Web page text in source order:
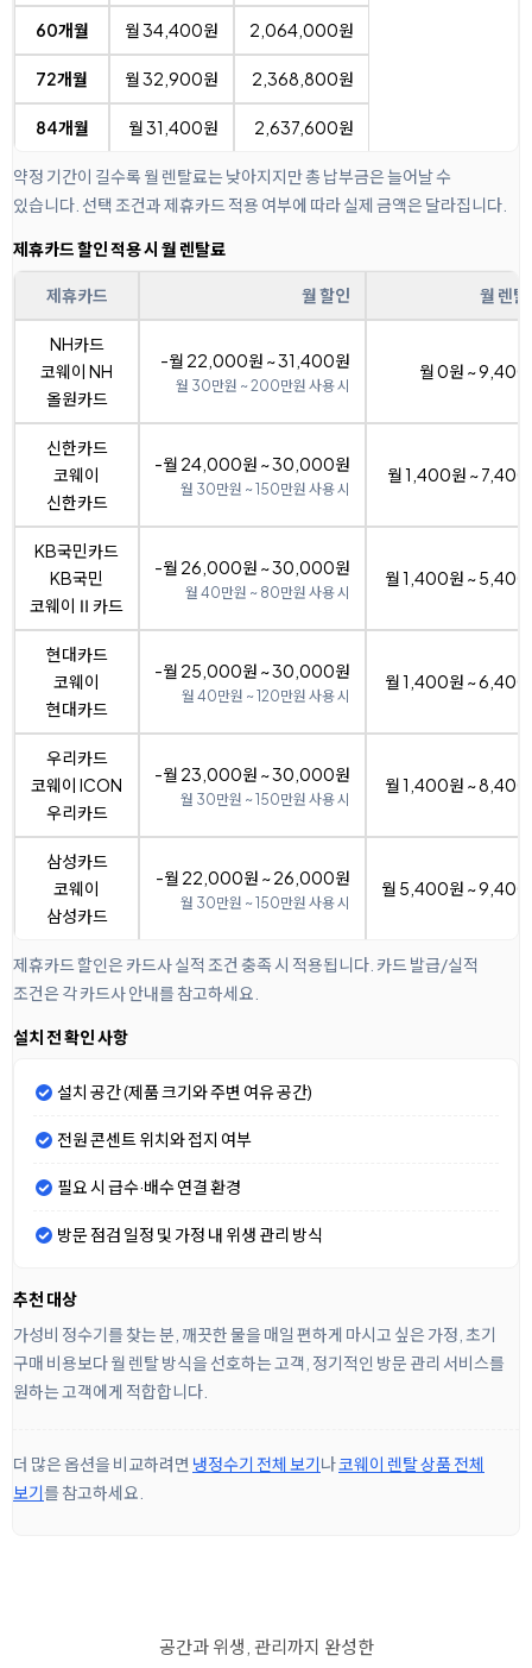
60개월 월 34,400원 2,064,000원
72개월 월 32,900원 2,368,800원
84개월 월 31,400원 2,637,600원
약정 기간이 길수록 월 렌탈료는 낮아지지만 총 납부금은 늘어날 수
있습니다. 선택 조건과 제휴카드 적용 여부에 따라 실제 금액은 달라집니다.
제휴카드 할인 적용 시 월 렌탈료
제휴카드 월 할인 월 렌
NH카드
코웨이 NH
올원카드
-월 22,000원 ~ 31,400원
월 30만원 ~ 200만원 사용 시
월 0원 ~ 9,400
신한카드
코웨이
신한카드
-월 24,000원 ~ 30,000원
월 30만원 ~ 150만원 사용 시
월 1,400원 ~ 7,400
KB국민카드
KB국민
코웨이Ⅱ카드
-월 26,000원 ~ 30,000원
월 40만원 ~ 80만원 사용 시
월 1,400원 ~ 5,400
현대카드
코웨이
현대카드
-월 25,000원 ~ 30,000원
월 40만원 ~ 120만원 사용 시
월 1,400원 ~ 6,400
우리카드
코웨이 ICON
우리카드
-월 23,000원 ~ 30,000원
월 30만원 ~ 150만원 사용 시
월 1,400원 ~ 8,400
삼성카드
코웨이
삼성카드
-월 22,000원 ~ 26,000원
월 30만원 ~ 150만원 사용 시
월 5,400원 ~ 9,400
제휴카드 할인은 카드사 실적 조건 충족 시 적용됩니다. 카드 발급/실적
조건은 각 카드사 안내를 참고하세요.
설치 전 확인 사항
설치 공간 (제품 크기와 주변 여유 공간)
전원 콘센트 위치와 접지 여부
필요 시 급수·배수 연결 환경
방문 점검 일정 및 가정 내 위생 관리 방식
추천 대상
가성비 정수기를 찾는 분, 깨끗한 물을 매일 편하게 마시고 싶은 가정, 초기
구매 비용보다 월 렌탈 방식을 선호하는 고객, 정기적인 방문 관리 서비스를
원하는 고객에게 적합합니다.
더 많은 옵션을 비교하려면 냉정수기 전체 보기나코웨이 렌탈 상품 전체
보기를 참고하세요.
공간과 위생, 관리까지 완성한